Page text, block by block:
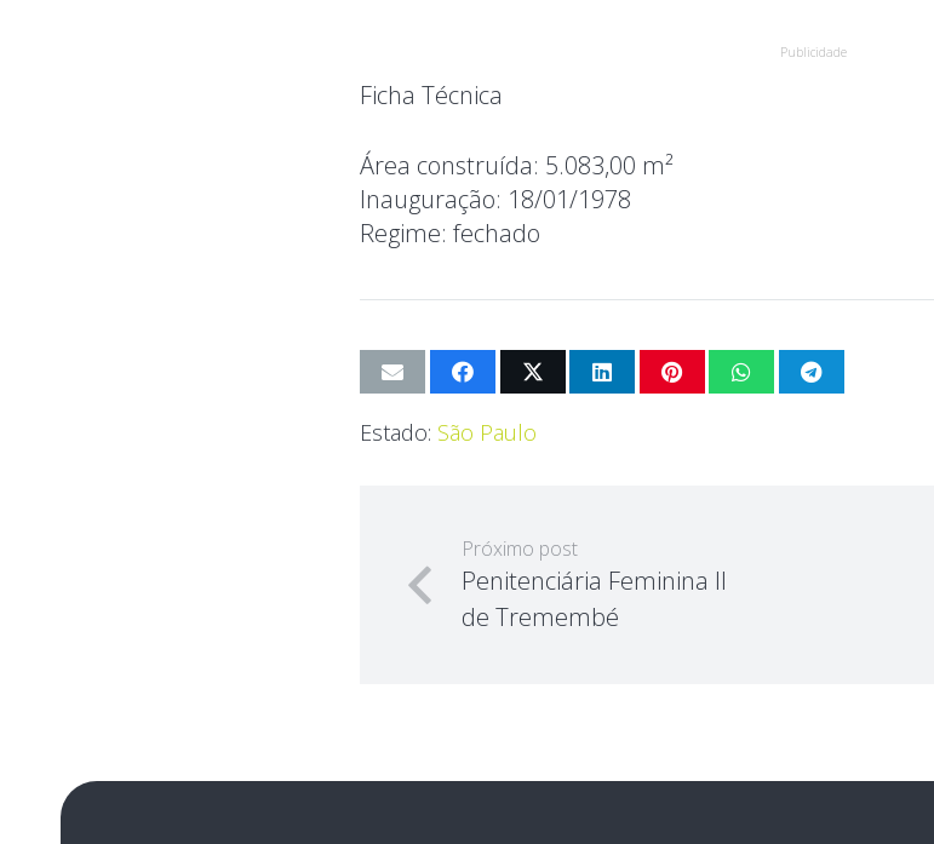
Publicidade
Ficha Técnica
Área construída: 5.083,00 m²
Inauguração: 18/01/1978
Regime:fechado
Estado: São Paulo
Próximo post
Penitenciária Feminina II
de Tremembé